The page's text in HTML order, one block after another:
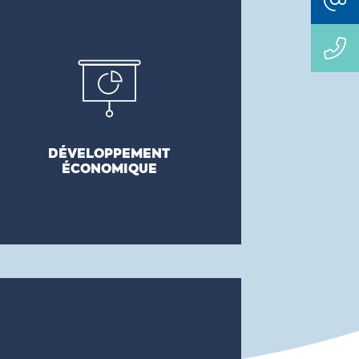
DÉVELOPPEMENT
ÉCONOMIQUE
développement économique tout au
long du cycle de vie du risque, de la
phase de planification à la construction